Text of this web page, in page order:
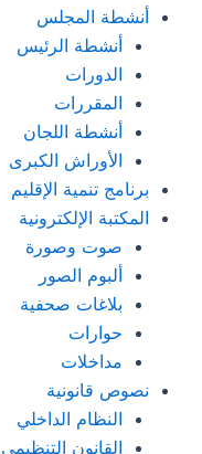
أنشطة المجلس
أنشطة الرئيس
الدورات
المقررات
أنشطة اللجان
الأوراش الكبرى
برنامج تنمية الإقليم
المكتبة الإلكترونية
صوت وصورة
ألبوم الصور
بلاغات صحفية
حوارات
مداخلات
نصوص قانونية
النظام الداخلي
القانون التنظيمي